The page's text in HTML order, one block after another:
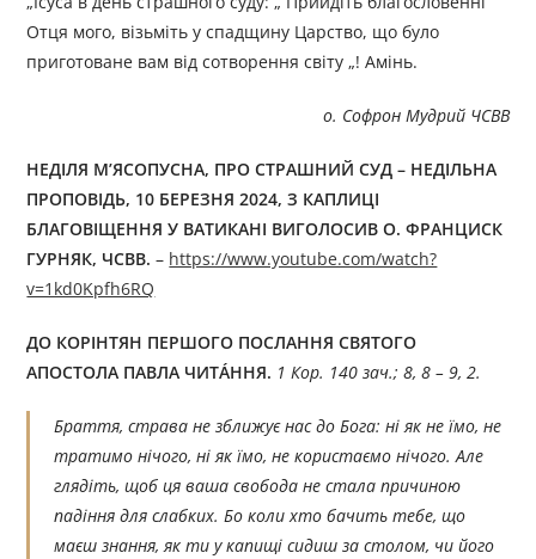
Отця мого, візьміть у спадщину Царство, що було
приготоване вам від сотворення світу „! Амінь.
о. Софрон Мудрий ЧСВВ
НЕДІЛЯ М’ЯСОПУСНА, ПРО СТРАШНИЙ СУД– НЕДІЛЬНА
ПРОПОВІДЬ, 10 БЕРЕЗНЯ 2024, З КАПЛИЦІ
БЛАГОВІЩЕННЯ У ВАТИКАНІ ВИГОЛОСИВО. ФРАНЦИСК
ГУРНЯК, ЧСВВ.– https://www.youtube.com/watch?
v=1kd0Kpfh6RQ
ДО КОРІНТЯН ПЕРШОГО ПОСЛАННЯ СВЯТОГО
АПОСТОЛА ПАВЛА ЧИТÁННЯ. 1 Кор. 140 зач.; 8, 8 – 9, 2.
Браття, страва не зближує нас до Бога: ні як не їмо, не
тратимо нічого, ні як їмо, не користаємо нічого. Але
глядіть, щоб ця ваша свобода не стала причиною
падіння для слабких. Бо коли хто бачить тебе, що
маєш знання, як ти у капищі сидиш за столом, чи його